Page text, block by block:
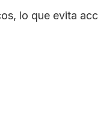
lo que evita